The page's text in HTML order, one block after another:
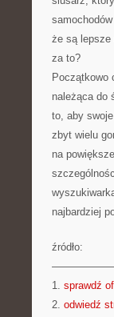
że są lepsze
za to?
Początkowo
należąca do
to, aby
zbyt wielu
na
najbardziej
źródło:
1. sprawdź
2. odwiedź